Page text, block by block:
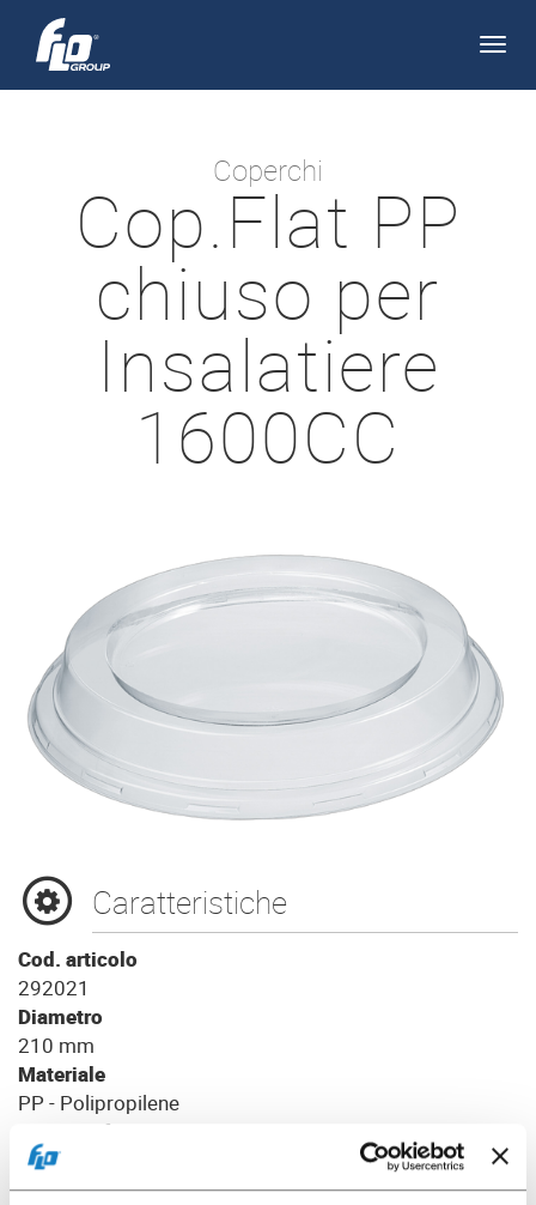
Coperchi
Cop.Flat PP
chiuso per
Insalatiere
1600CC
Caratteristiche
Cod. articolo
292021
Diametro
210 mm
Materiale
PP - Polipropilene
Pz. x conf.
20
Pz. x cartone